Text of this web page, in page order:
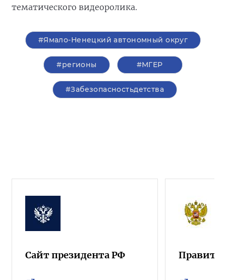
тематического видеоролика.
#Ямало-Ненецкий автономный округ
#регионы #‎МГЕР‬
#Забезопасностьдетства
Сайт президента РФ